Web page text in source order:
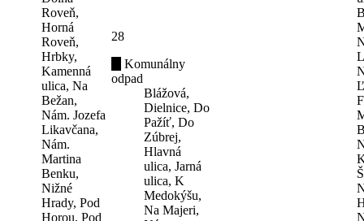
Roveň,
Horná
Roveň,
Hrbky,
Kamenná
ulica, Na
Bežan,
Nám. Jozefa
Likavčana,
Nám.
Martina
Benku,
Nižné
Hrady, Pod
Horou, Pod
28
Komunálny
odpad
Blážová,
Dielnice, Do
Pažíť, Do
Zúbrej,
Hlavná
ulica, Jarná
ulica, K
Medokýšu,
Na Majeri,